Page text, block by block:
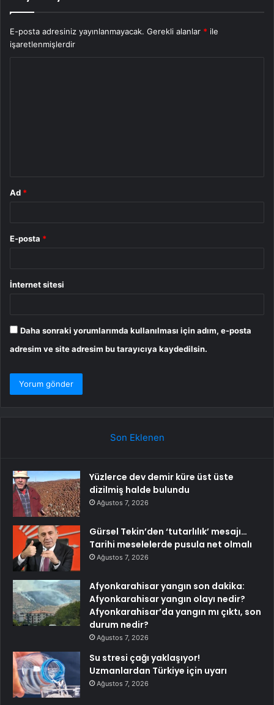
E-posta adresiniz yayınlanmayacak. Gerekli alanlar * ile
işaretlenmişlerdir
Ad *
E-posta *
İnternet sitesi
Daha sonraki yorumlarımda kullanılması için adım, e-posta
adresim ve site adresim bu tarayıcıya kaydedilsin.
Son Eklenen
Yüzlerce dev demir küre üst üste
dizilmiş halde bulundu
Ağustos 7, 2026
Gürsel Tekin’den ‘tutarlılık’ mesajı…
Tarihi meselelerde pusula net olmalı
Ağustos 7, 2026
Afyonkarahisar yangın son dakika:
Afyonkarahisar yangın olayı nedir?
Afyonkarahisar’da yangın mı çıktı, son
durum nedir?
Ağustos 7, 2026
Su stresi çağı yaklaşıyor!
Uzmanlardan Türkiye için uyarı
Ağustos 7, 2026